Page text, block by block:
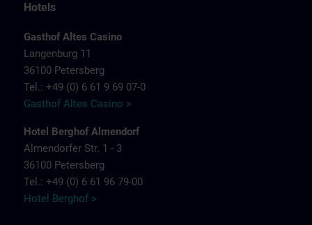
Hotels
Gasthof Altes Casino
Langenburg 11
36100 Petersberg
Tel.: +49 (0) 6 61 9 69 07-0
Gasthof Altes Casino >
Hotel Berghof Almendorf
Almendorfer Str. 1 - 3
36100 Petersberg
Tel.: +49 (0) 6 61 96 79-00
Hotel Berghof >